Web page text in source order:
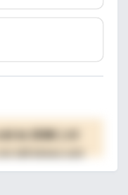
từ 250K )
tiết không giới